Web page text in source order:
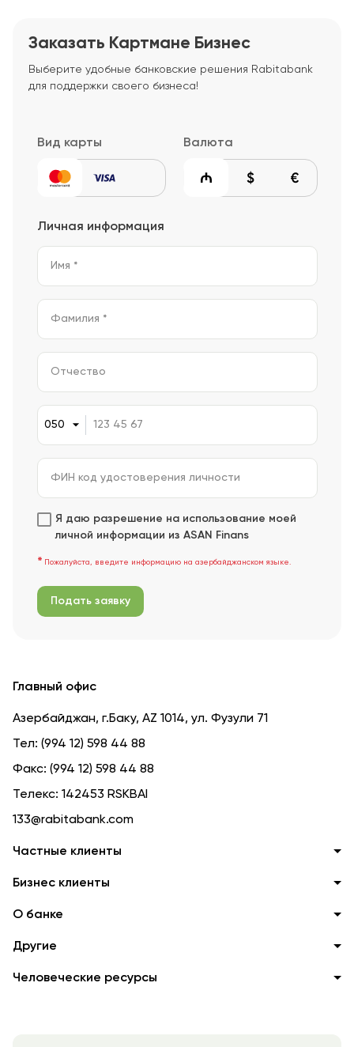
Заказать Картмане Бизнес
Выберите удобные банковские решения Rabitabank
для поддержки своего бизнеса!
Вид карты Валюта
Личная информация
Я даю разрешение на использование моей
личной информации из ASAN Finans
Пожалуйста, введите информацию на азербайджанском языке.
Подать заявку
Частные клиенты
Бизнес клиенты
О банке
Другие
Человеческие ресурсы
Главный офис
Азербайджан, г.Баку, AZ 1014, ул. Фузули 71
Тел: (994 12) 598 44 88
Факс: (994 12) 598 44 88
Телекс: 142453 RSKBAI
133@rabitabank.com